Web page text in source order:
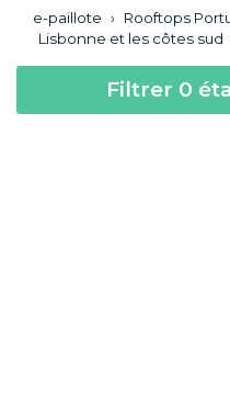
e-paillote › Rooftops
Lisbonne et les côtes sud
Filtrer 0